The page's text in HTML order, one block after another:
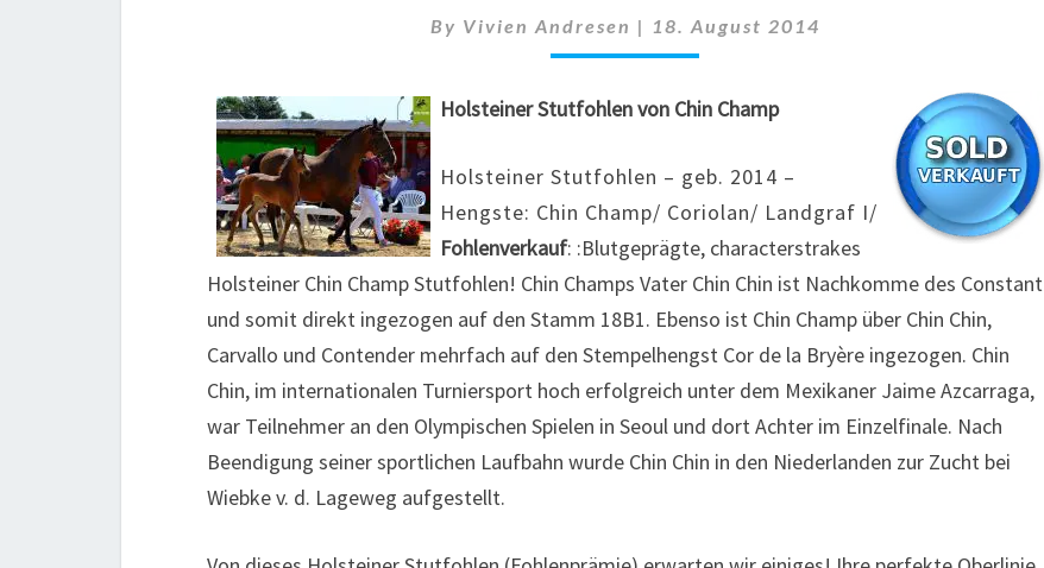
CHAMP
By Vivien Andresen | 18. August 2014
Holsteiner Stutfohlen von Chin Champ
Holsteiner Stutfohlen – geb. 2014 –
Hengste: Chin Champ/ Coriolan/ Landgraf I/
Fohlenverkauf: :Blutgeprägte, characterstrakes
Holsteiner Chin Champ Stutfohlen! Chin Champs Vater Chin Chin ist Nachkomme des Constant
und somit direkt ingezogen auf den Stamm 18B1. Ebenso ist Chin Champ über Chin Chin,
Carvallo und Contender mehrfach auf den Stempelhengst Cor de la Bryère ingezogen. Chin
Chin, im internationalen Turniersport hoch erfolgreich unter dem Mexikaner Jaime Azcarraga,
war Teilnehmer an den Olympischen Spielen in Seoul und dort Achter im Einzelfinale. Nach
Beendigung seiner sportlichen Laufbahn wurde Chin Chin in den Niederlanden zur Zucht bei
Wiebke v. d. Lageweg aufgestellt.